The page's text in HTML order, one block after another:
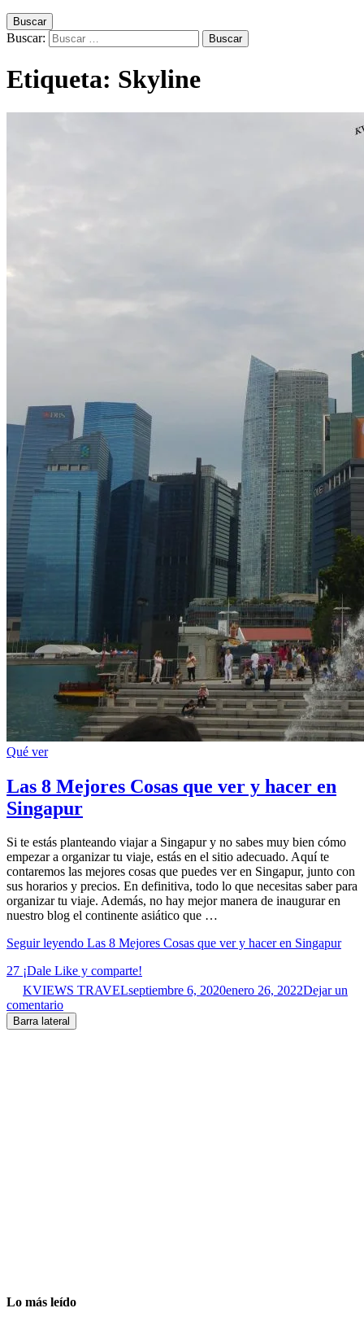
Buscar
Buscar:
Etiqueta: Skyline
Qué ver
Las 8 Mejores Cosas que ver y hacer en
Singapur
Si te estás planteando viajar a Singapur y no sabes muy bien cómo
empezar a organizar tu viaje, estás en el sitio adecuado. Aquí te
contaremos las mejores cosas que puedes ver en Singapur, junto con
sus horarios y precios. En definitiva, todo lo que necesitas saber para
organizar tu viaje. Además, no hay mejor manera de inaugurar en
nuestro blog el continente asiático que …
Seguir leyendo Las 8 Mejores Cosas que ver y hacer en Singapur
27 ¡Dale Like y comparte!
KVIEWS TRAVELseptiembre 6, 2020enero 26, 2022Dejar un
comentario
Barra lateral
Lo más leído